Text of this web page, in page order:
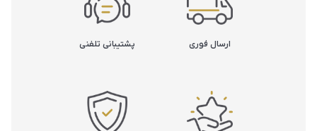
ارسال فوری پشتیبانی تلفنی